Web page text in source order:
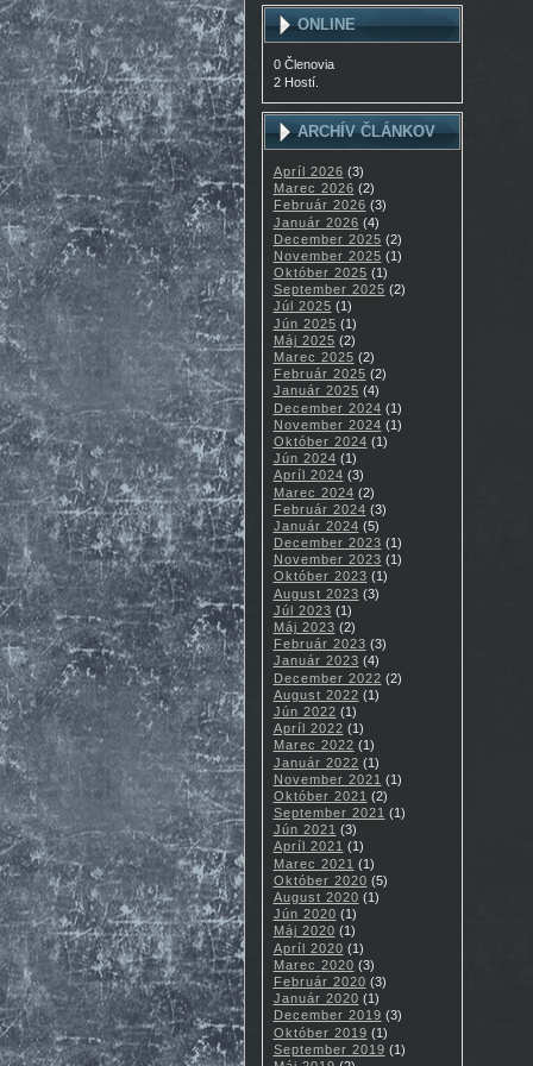
ONLINE
0 Členovia
2 Hostí.
ARCHÍV ČLÁNKOV
Apríl 2026 (3)
Marec 2026 (2)
Február 2026 (3)
Január 2026 (4)
December 2025 (2)
November 2025 (1)
Október 2025 (1)
September 2025 (2)
Júl 2025 (1)
Jún 2025 (1)
Máj 2025 (2)
Marec 2025 (2)
Február 2025 (2)
Január 2025 (4)
December 2024 (1)
November 2024 (1)
Október 2024 (1)
Jún 2024 (1)
Apríl 2024 (3)
Marec 2024 (2)
Február 2024 (3)
Január 2024 (5)
December 2023 (1)
November 2023 (1)
Október 2023 (1)
August 2023 (3)
Júl 2023 (1)
Máj 2023 (2)
Február 2023 (3)
Január 2023 (4)
December 2022 (2)
August 2022 (1)
Jún 2022 (1)
Apríl 2022 (1)
Marec 2022 (1)
Január 2022 (1)
November 2021 (1)
Október 2021 (2)
September 2021 (1)
Jún 2021 (3)
Apríl 2021 (1)
Marec 2021 (1)
Október 2020 (5)
August 2020 (1)
Jún 2020 (1)
Máj 2020 (1)
Apríl 2020 (1)
Marec 2020 (3)
Február 2020 (3)
Január 2020 (1)
December 2019 (3)
Október 2019 (1)
September 2019 (1)